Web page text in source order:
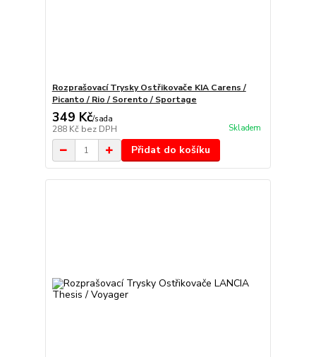
Rozprašovací Trysky Ostřikovače KIA Carens /
Picanto / Rio / Sorento / Sportage
349 Kč/sada
288 Kč bez DPH Skladem
Přidat do košíku